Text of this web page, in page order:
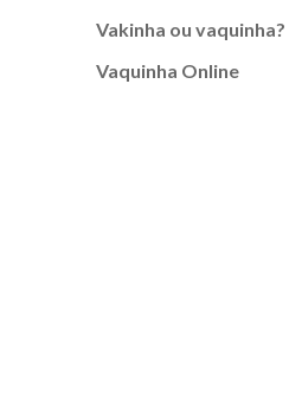
Vakinha ou vaquinha?
Vaquinha Online